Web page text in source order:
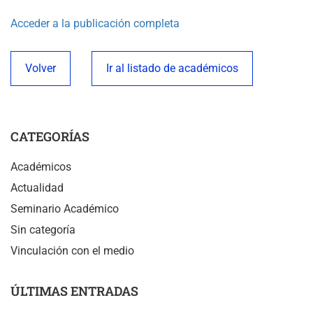
Acceder a la publicación completa
Volver Ir al listado de académicos
CATEGORÍAS
Académicos
Actualidad
Seminario Académico
Sin categoría
Vinculación con el medio
ÚLTIMAS ENTRADAS